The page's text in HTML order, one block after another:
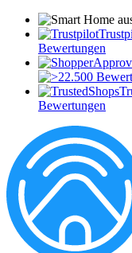
Bewertungen
Bewertungen